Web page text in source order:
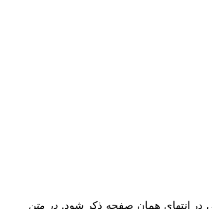
در انتهای همان صفحه ذکر شود. در متن